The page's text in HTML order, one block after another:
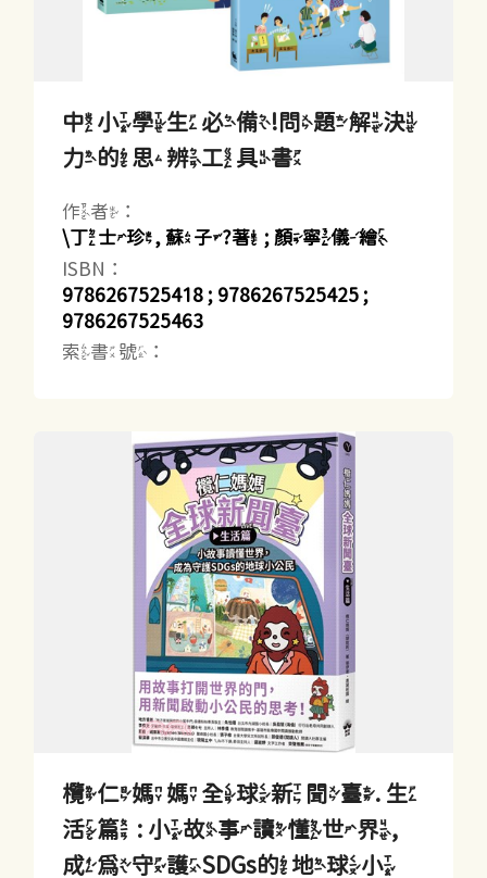
中小學生必備!問題解決
力的思辨工具書
作者：
\丁士珍, 蘇子?著 ; 顏寧儀繪
ISBN：
9786267525418 ; 9786267525425 ;
9786267525463
索書號：
欖仁媽媽全球新聞臺. 生
活篇 : 小故事讀懂世界,
成為守護SDGs的地球小